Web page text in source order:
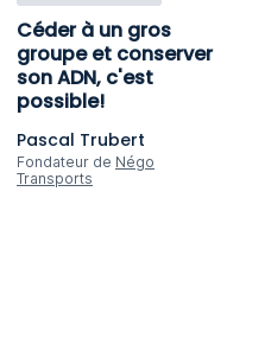
Céder à un gros
groupe et conserver
son ADN, c'est
possible!
Pascal Trubert
Fondateur de Négo
Transports